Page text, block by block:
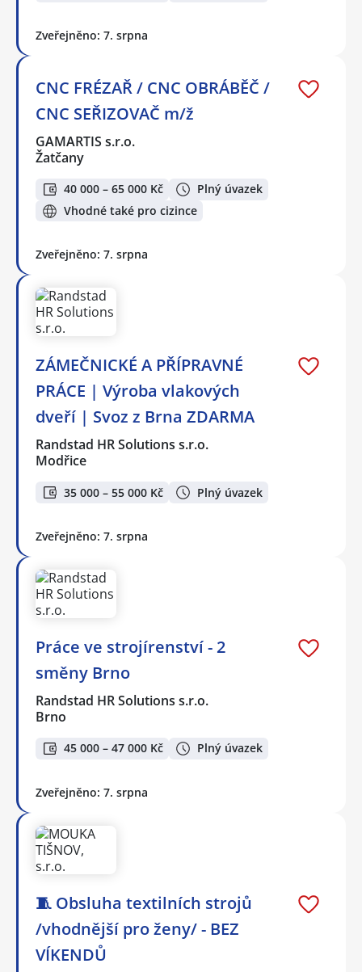
Zveřejněno: 7. srpna
CNC FRÉZAŘ / CNC OBRÁBĚČ /
CNC SEŘIZOVAČ m/ž
GAMARTIS s.r.o.
Žatčany
40 000 – 65 000 Kč
Plný úvazek
Vhodné také pro cizince
Zveřejněno: 7. srpna
ZÁMEČNICKÉ A PŘÍPRAVNÉ
PRÁCE | Výroba vlakových
dveří | Svoz z Brna ZDARMA
Randstad HR Solutions s.r.o.
Modřice
35 000 – 55 000 Kč Plný úvazek
Zveřejněno: 7. srpna
Práce ve strojírenství - 2
směny Brno
Randstad HR Solutions s.r.o.
Brno
45 000 – 47 000 Kč Plný úvazek
Zveřejněno: 7. srpna
🧵 Obsluha textilních strojů
/vhodnější pro ženy/ - BEZ
VÍKENDŮ